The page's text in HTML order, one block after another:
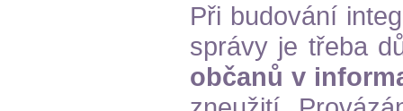
Při budování
správy je třeba
občanů v